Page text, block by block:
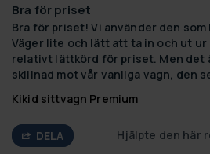
Bra för priset
Bra för priset! Vi använder den
Väger lite och lätt att ta in och ut ur
relativt lättkörd för priset. Men det
skillnad mot vår vanliga vagn, den
Kikid sittvagn Premium
DELA Hjälpte den här